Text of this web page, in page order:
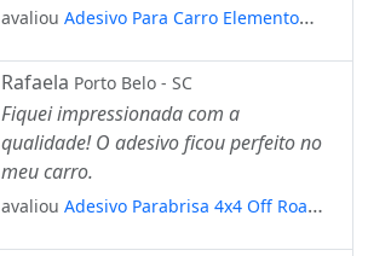
avaliou Adesivo Para Carro Elemento
Rafaela Porto Belo - SC
Fiquei impressionada com a
qualidade! O adesivo ficou perfeito no
meu carro.
avaliou Adesivo Parabrisa 4x4 Off Road